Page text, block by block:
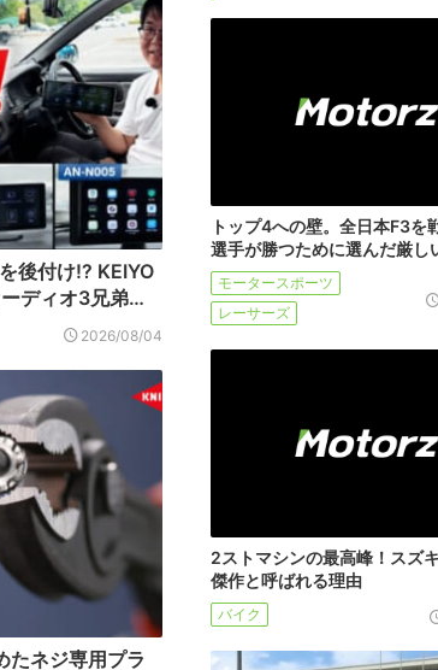
後付け!? KEIYO
ディオ3兄弟…
2026/08/04
たネジ専用プラ
トップ4への壁。全日本F3を
選手が勝つために選んだ厳し
モータースポーツ
レーサーズ
2ストマシンの最高峰！スズ
傑作と呼ばれる理由
バイク